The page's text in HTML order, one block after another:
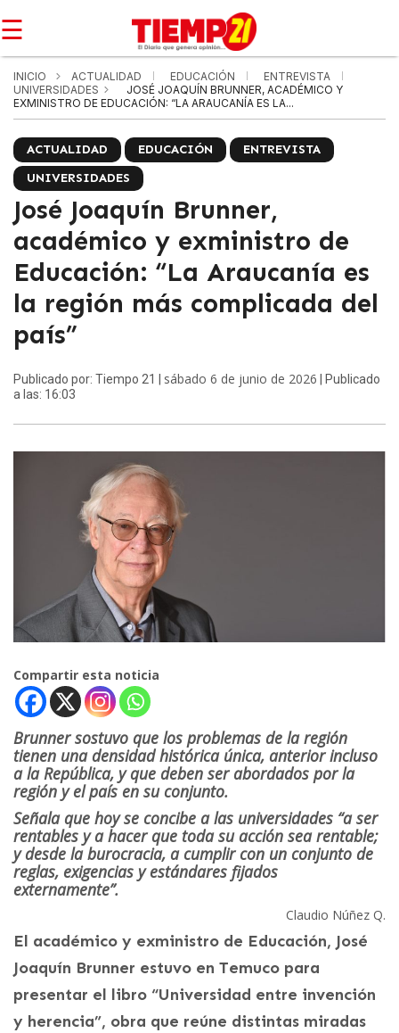
☰
INICIO ACTUALIDAD EDUCACIÓN
ENTREVISTA
UNIVERSIDADES
JOSÉ JOAQUÍN BRUNNER, ACADÉMICO Y
EXMINISTRO DE EDUCACIÓN: “LA ARAUCANÍA ES LA...
ACTUALIDAD EDUCACIÓN
ENTREVISTA
UNIVERSIDADES
José Joaquín Brunner,
académico y exministro de
Educación: “La Araucanía es
la región más complicada del
país”
Publicado por: Tiempo 21 | sábado 6 de junio de 2026 | Publicado
a las: 16:03
Compartir esta noticia
Brunner sostuvo que los problemas de la región
tienen una densidad histórica única, anterior incluso
a la República, y que deben ser abordados por la
región y el país en su conjunto.
Señala que hoy se concibe a las universidades “a ser
rentables y a hacer que toda su acción sea rentable;
y desde la burocracia, a cumplir con un conjunto de
reglas, exigencias y estándares fijados
externamente”.
Claudio Núñez Q.
El académico y exministro de Educación, José
Joaquín Brunner estuvo en Temuco para
presentar el libro “Universidad entre invención
y herencia”, obra que reúne distintas miradas